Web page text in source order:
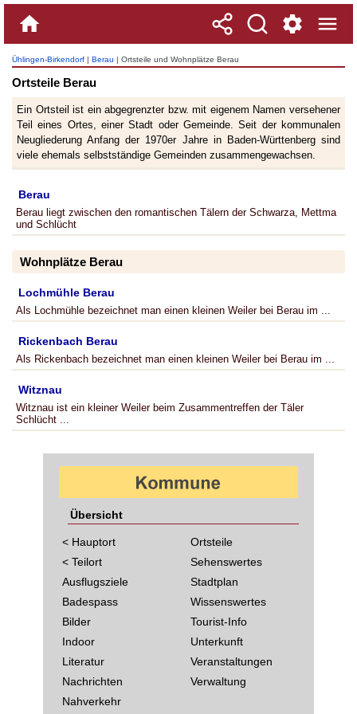
Ühlingen-Birkendorf | Berau | Ortsteile und Wohnplätze Berau
Ortsteile Berau
Ein Ortsteil ist ein abgegrenzter bzw. mit eigenem Namen versehener
Teil eines Ortes, einer Stadt oder Gemeinde. Seit der kommunalen
Neugliederung Anfang der 1970er Jahre in Baden-Württenberg sind
viele ehemals selbstständige Gemeinden zusammengewachsen.
Berau
Berau liegt zwischen den romantischen Tälern der Schwarza, Mettma
und Schlücht
Wohnplätze Berau
Lochmühle Berau
Als Lochmühle bezeichnet man einen kleinen Weiler bei Berau im ...
Rickenbach Berau
Als Rickenbach bezeichnet man einen kleinen Weiler bei Berau im ...
Witznau
Witznau ist ein kleiner Weiler beim Zusammentreffen der Täler
Schlücht ...
Übersicht
< Hauptort
< Teilort
Ausflugsziele
Badespass
Bilder
Indoor
Literatur
Nachrichten
Nahverkehr
Ortsteile
Sehenswertes
Stadtplan
Wissenswertes
Tourist-Info
Unterkunft
Veranstaltungen
Verwaltung